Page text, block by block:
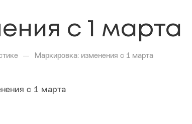
с 1 марта
— Маркировка: изменения с 1 марта